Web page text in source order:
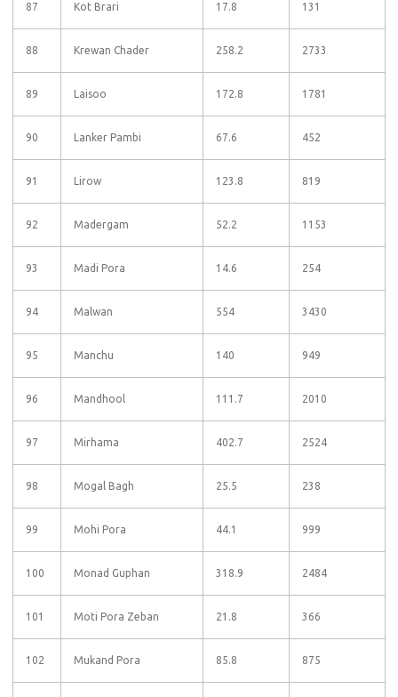
87 Kot Brari 17.8 131
88 Krewan Chader 258.2 2733
89 Laisoo 172.8 1781
90 Lanker Pambi 67.6 452
91 Lirow 123.8 819
92 Madergam 52.2 1153
93 Madi Pora 14.6 254
94 Malwan 554 3430
95 Manchu 140 949
96 Mandhool 111.7 2010
97 Mirhama 402.7 2524
98 Mogal Bagh 25.5 238
99 Mohi Pora 44.1 999
100 Monad Guphan 318.9 2484
101 Moti Pora Zeban 21.8 366
102 Mukand Pora 85.8 875